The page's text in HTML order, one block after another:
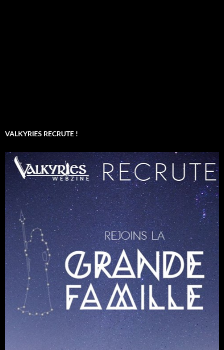
VALKYRIES RECRUTE !